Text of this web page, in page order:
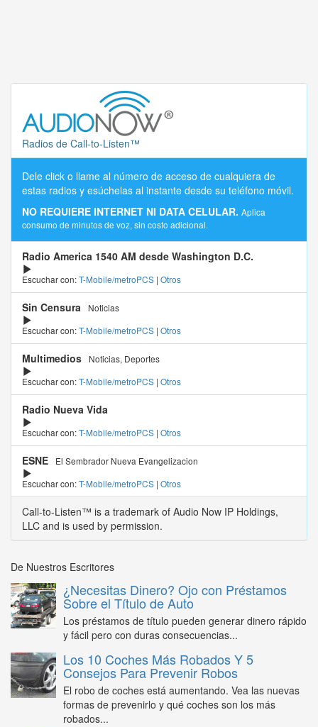
Radios de Call-to-Listen™
Dele click o llame al número de acceso de cualquiera de
estas radios y esúchelas al instante desde su teléfono móvil.
NO REQUIERE INTERNET NI DATA CELULAR. Aplica
consumo de minutos de voz, sin costo adicional.
Radio America 1540 AM desde Washington D.C.
Escuchar con:T-Mobile/metroPCS | Otros
Sin Censura
Noticias
Escuchar con:T-Mobile/metroPCS | Otros
Multimedios
Noticias, Deportes
Escuchar con:T-Mobile/metroPCS | Otros
Radio Nueva Vida
Escuchar con:T-Mobile/metroPCS | Otros
ESNE
El Sembrador Nueva Evangelizacion
Escuchar con:T-Mobile/metroPCS | Otros
Call-to-Listen™ is a trademark of Audio Now IP Holdings,
LLC and is used by permission.
De Nuestros Escritores
¿Necesitas Dinero? Ojo con Préstamos
Sobre el Título de Auto
Los préstamos de título pueden generar dinero rápido
y fácil pero con duras consecuencias...
Los 10 Coches Más Robados Y 5
Consejos Para Prevenir Robos
El robo de coches está aumentando. Vea las nuevas
formas de prevenirlo y qué coches son los más
robados...